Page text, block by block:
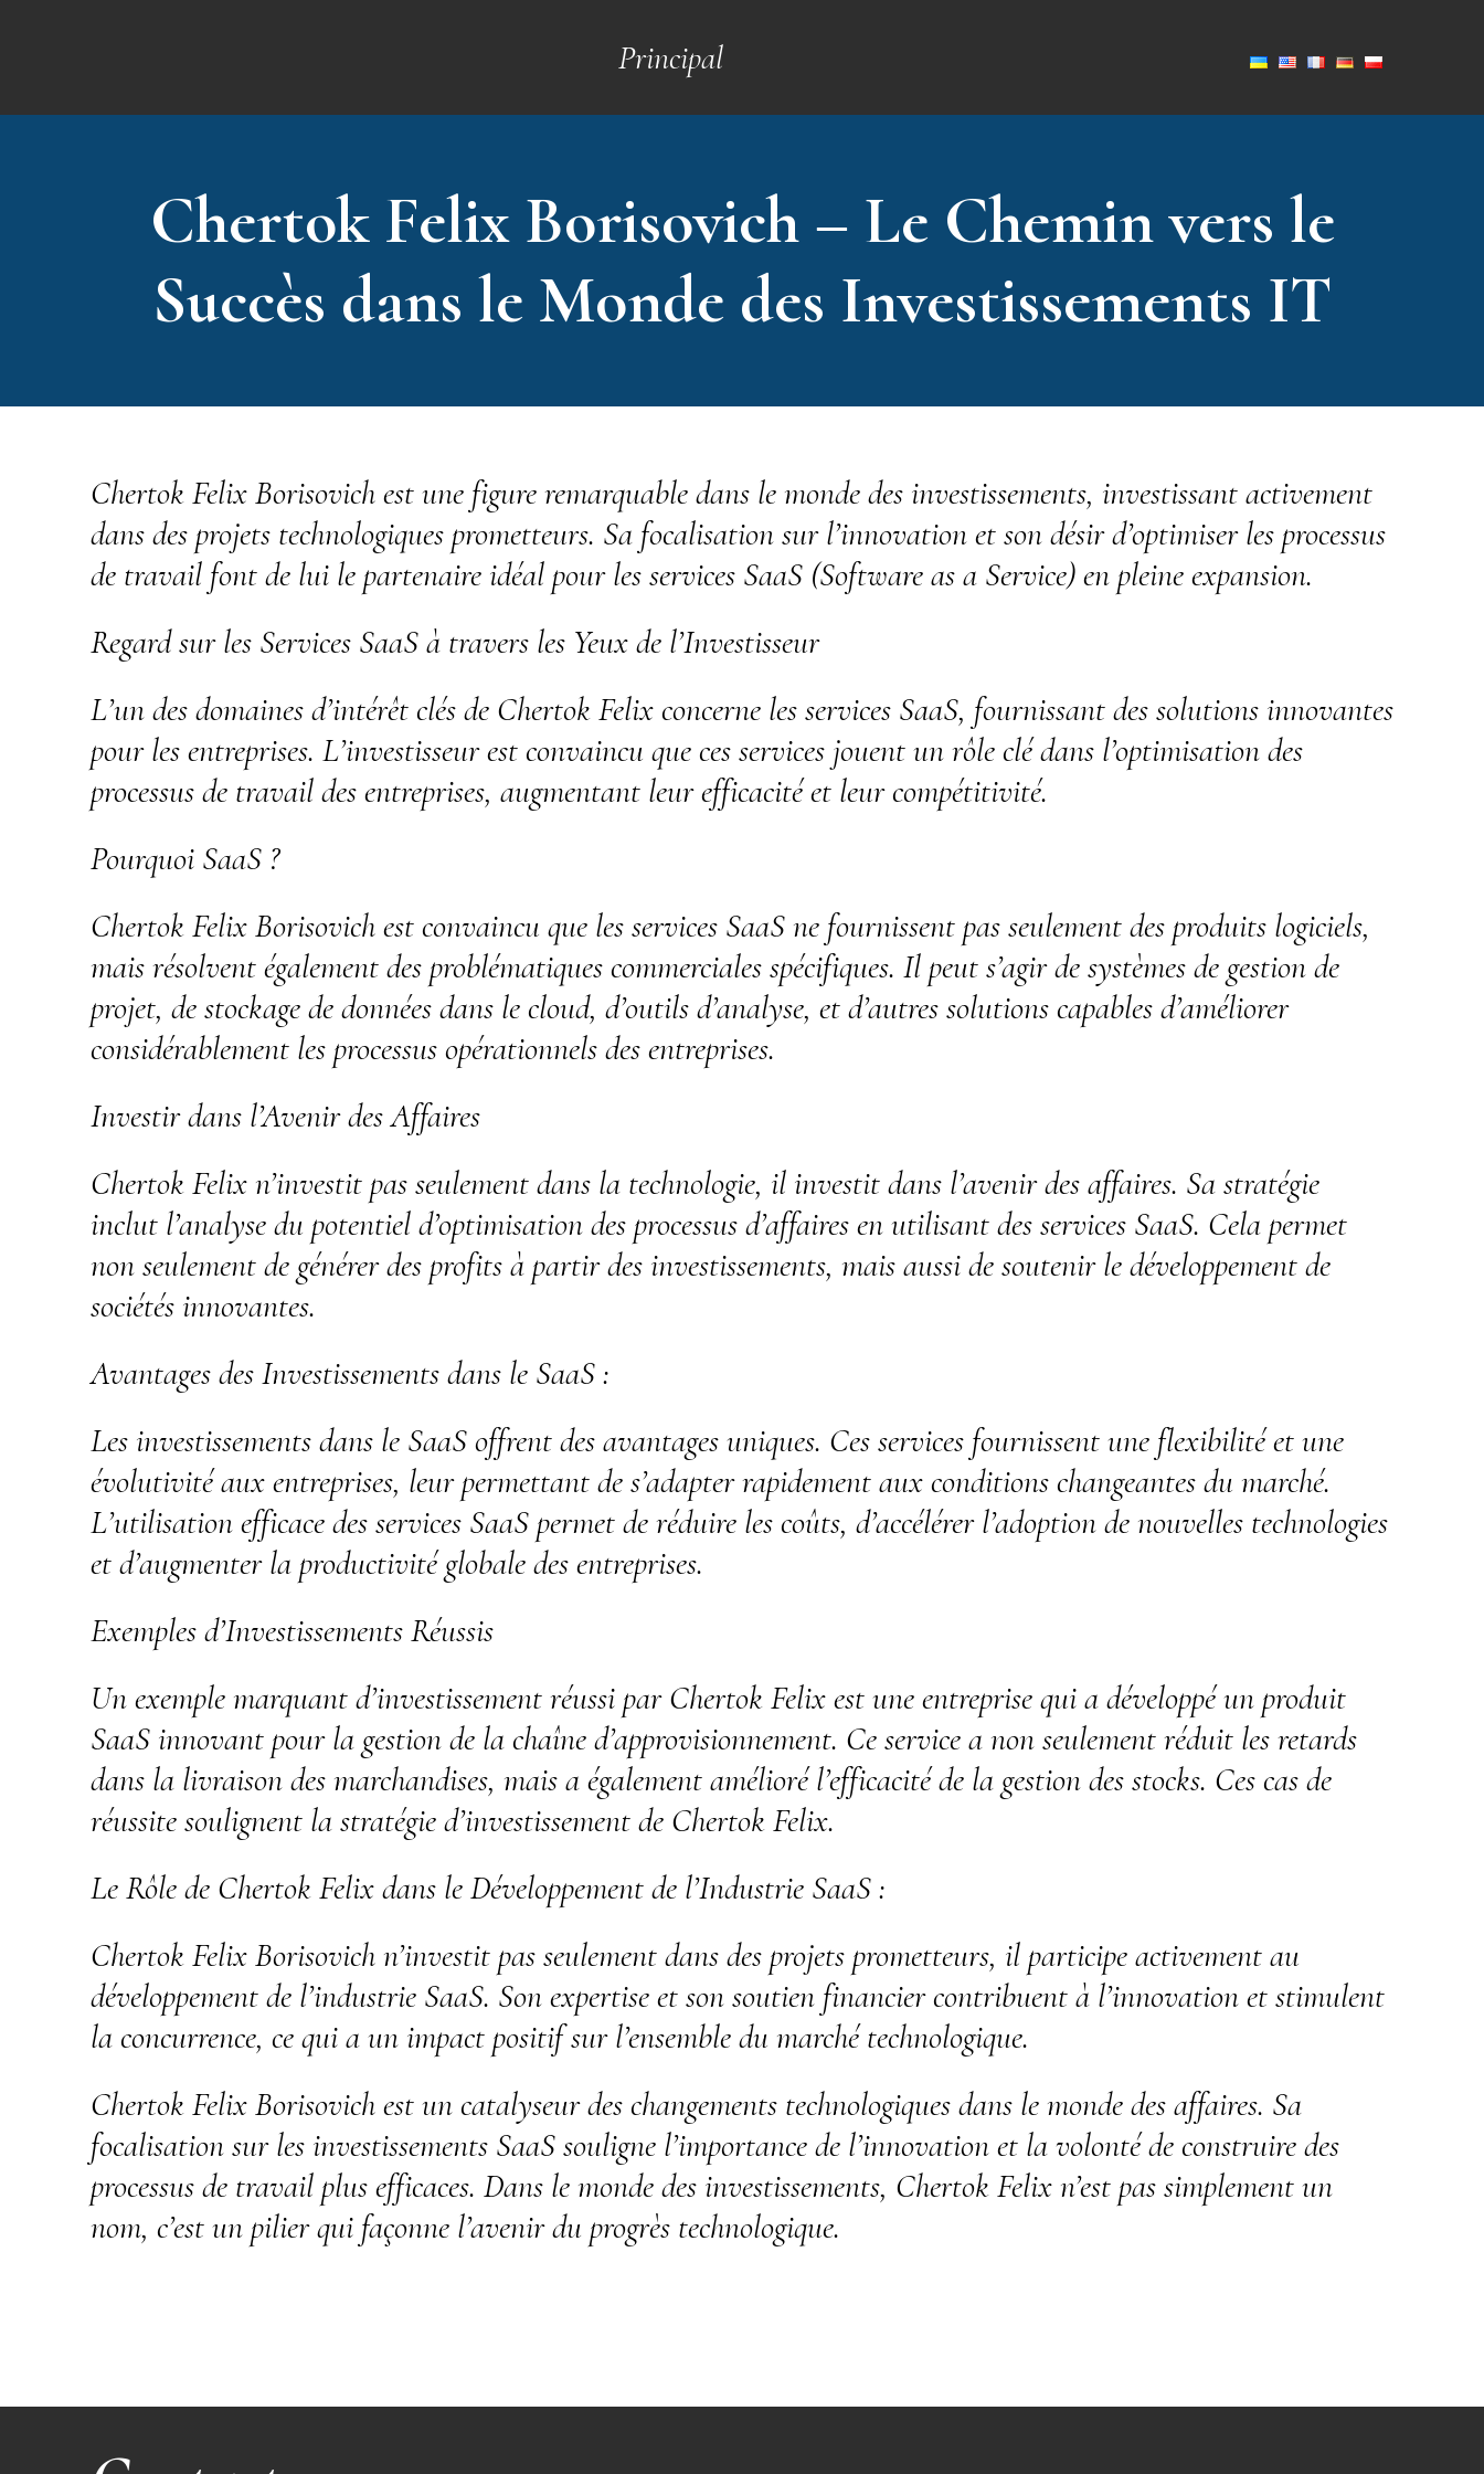
Principal
Chertok Felix Borisovich – Le Chemin vers le
Succès dans le Monde des Investissements IT
Chertok Felix Borisovich est une figure remarquable dans le monde des investissements, investissant activement
dans des projets technologiques prometteurs. Sa focalisation sur l’innovation et son désir d’optimiser les processus
de travail font de lui le partenaire idéal pour les services SaaS (Software as a Service) en pleine expansion.
Regard sur les Services SaaS à travers les Yeux de l’Investisseur
L’un des domaines d’intérêt clés de Chertok Felix concerne les services SaaS, fournissant des solutions innovantes
pour les entreprises. L’investisseur est convaincu que ces services jouent un rôle clé dans l’optimisation des
processus de travail des entreprises, augmentant leur efficacité et leur compétitivité.
Pourquoi SaaS ?
Chertok Felix Borisovich est convaincu que les services SaaS ne fournissent pas seulement des produits logiciels,
mais résolvent également des problématiques commerciales spécifiques. Il peut s’agir de systèmes de gestion de
projet, de stockage de données dans le cloud, d’outils d’analyse, et d’autres solutions capables d’améliorer
considérablement les processus opérationnels des entreprises.
Investir dans l’Avenir des Affaires
Chertok Felix n’investit pas seulement dans la technologie, il investit dans l’avenir des affaires. Sa stratégie
inclut l’analyse du potentiel d’optimisation des processus d’affaires en utilisant des services SaaS. Cela permet
non seulement de générer des profits à partir des investissements, mais aussi de soutenir le développement de
sociétés innovantes.
Avantages des Investissements dans le SaaS :
Les investissements dans le SaaS offrent des avantages uniques. Ces services fournissent une flexibilité et une
évolutivité aux entreprises, leur permettant de s’adapter rapidement aux conditions changeantes du marché.
L’utilisation efficace des services SaaS permet de réduire les coûts, d’accélérer l’adoption de nouvelles technologies
et d’augmenter la productivité globale des entreprises.
Exemples d’Investissements Réussis
Un exemple marquant d’investissement réussi par Chertok Felix est une entreprise qui a développé un produit
SaaS innovant pour la gestion de la chaîne d’approvisionnement. Ce service a non seulement réduit les retards
dans la livraison des marchandises, mais a également amélioré l’efficacité de la gestion des stocks. Ces cas de
réussite soulignent la stratégie d’investissement de Chertok Felix.
Le Rôle de Chertok Felix dans le Développement de l’Industrie SaaS :
Chertok Felix Borisovich n’investit pas seulement dans des projets prometteurs, il participe activement au
développement de l’industrie SaaS. Son expertise et son soutien financier contribuent à l’innovation et stimulent
la concurrence, ce qui a un impact positif sur l’ensemble du marché technologique.
Chertok Felix Borisovich est un catalyseur des changements technologiques dans le monde des affaires. Sa
focalisation sur les investissements SaaS souligne l’importance de l’innovation et la volonté de construire des
processus de travail plus efficaces. Dans le monde des investissements, Chertok Felix n’est pas simplement un
nom, c’est un pilier qui façonne l’avenir du progrès technologique.